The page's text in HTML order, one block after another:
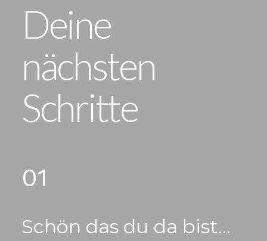
Deine
nächsten
Schritte
01
Schön das du da bist...